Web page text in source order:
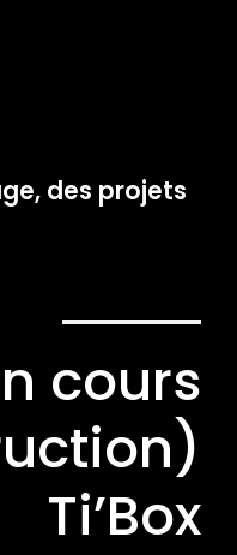
des projets
cours
Ti’Box